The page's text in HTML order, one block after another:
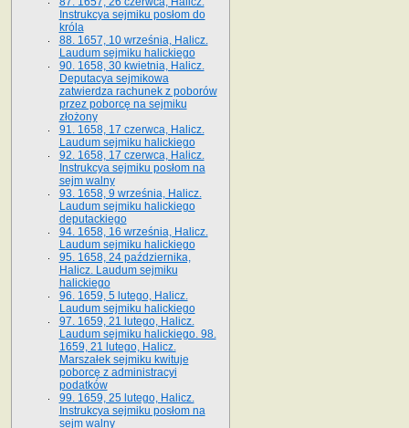
Instrukcya sejmiku posłom do
króla
88. 1657, 10 września, Halicz.
Laudum sejmiku halickiego
90. 1658, 30 kwietnia, Halicz.
Deputacya sejmikowa
zatwierdza rachunek z poborów
przez poborcę na sejmiku
złożony
91. 1658, 17 czerwca, Halicz.
Laudum sejmiku halickiego
92. 1658, 17 czerwca, Halicz.
Instrukcya sejmiku posłom na
sejm walny
93. 1658, 9 września, Halicz.
Laudum sejmiku halickiego
deputackiego
94. 1658, 16 września, Halicz.
Laudum sejmiku halickiego
95. 1658, 24 października,
Halicz. Laudum sejmiku
halickiego
96. 1659, 5 lutego, Halicz.
Laudum sejmiku halickiego
97. 1659, 21 lutego, Halicz.
Laudum sejmiku halickiego. 98.
1659, 21 lutego, Halicz.
Marszałek sejmiku kwituje
poborcę z administracyi
podatków
99. 1659, 25 lutego, Halicz.
Instrukcya sejmiku posłom na
sejm walny